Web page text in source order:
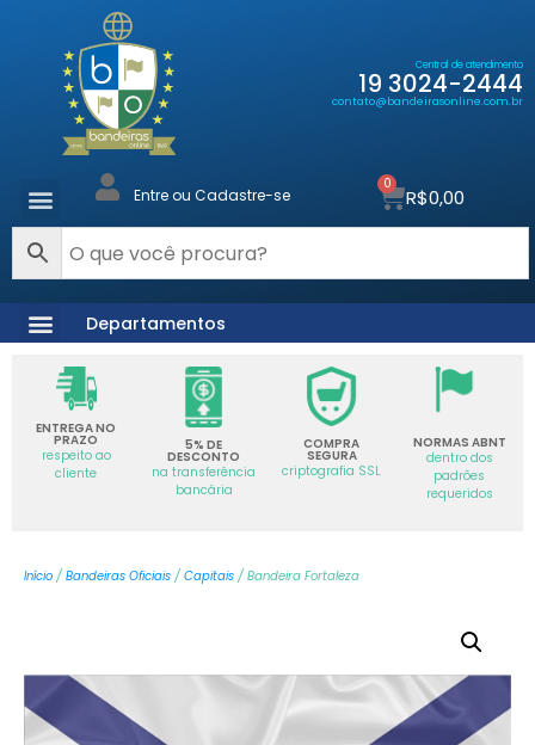
Central de atendimento
19 3024-2444
contato@bandeirasonline.com.br
Entre ou Cadastre-se R$0,00
0
Departamentos
ENTREGA NO
PRAZO
respeito ao
cliente
5% DE
DESCONTO
na transferência
bancária
COMPRA
SEGURA
criptografia SSL
NORMAS ABNT
dentro dos
padrões
requeridos
Início / Bandeiras Oficiais / Capitais / Bandeira Fortaleza